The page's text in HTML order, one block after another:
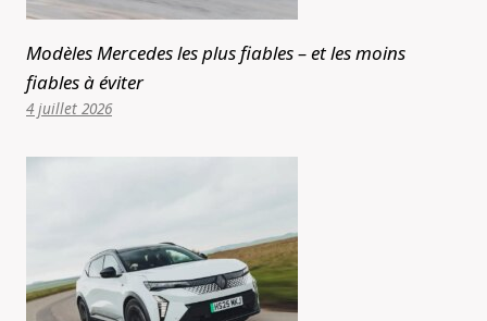
Modèles Mercedes les plus fiables – et les moins
fiables à éviter
4 juillet 2026